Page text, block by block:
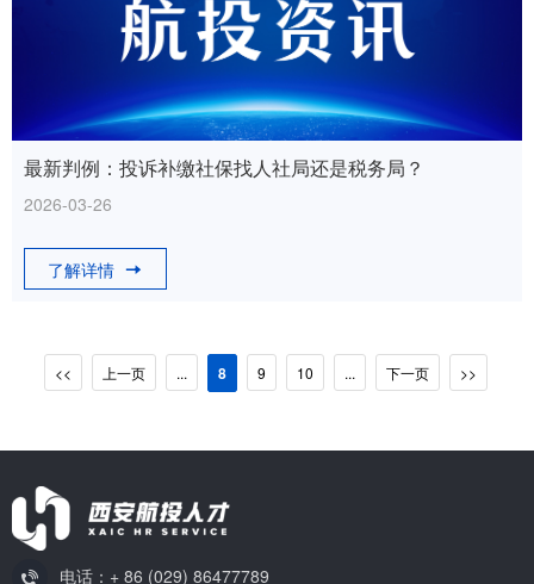
最新判例：投诉补缴社保找人社局还是税务局？
2026-03-26
了解详情
<< 上一页 ... 8 9 10 ... 下一页 >>
电话：+ 86 (029) 86477789